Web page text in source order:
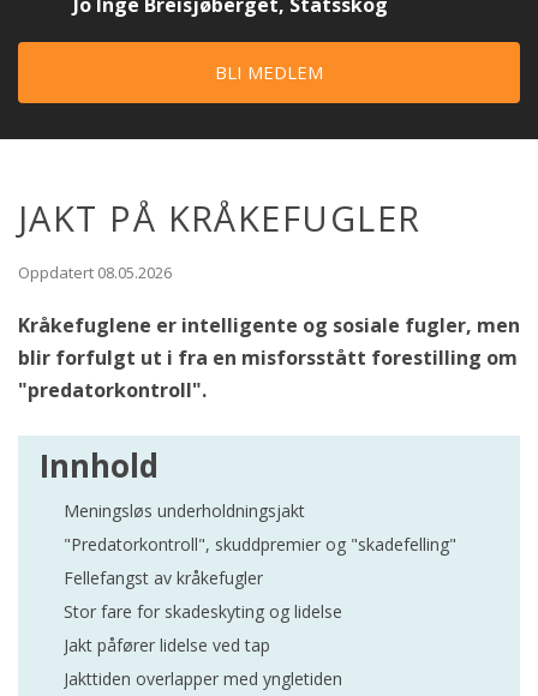
BLI MEDLEM
JAKT PÅ KRÅKEFUGLER
Oppdatert 08.05.2026
Kråkefuglene er intelligente og sosiale fugler, men
blir forfulgt ut i fra en misforsstått forestilling om
"predatorkontroll".
Innhold
Meningsløs underholdningsjakt
"Predatorkontroll", skuddpremier og "skadefelling"
Fellefangst av kråkefugler
Stor fare for skadeskyting og lidelse
Jakt påfører lidelse ved tap
Jakttiden overlapper med yngletiden